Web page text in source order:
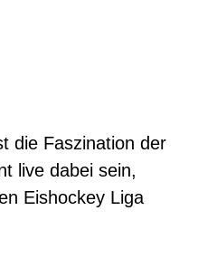
die Faszination der
live dabei sein,
Eishockey Liga